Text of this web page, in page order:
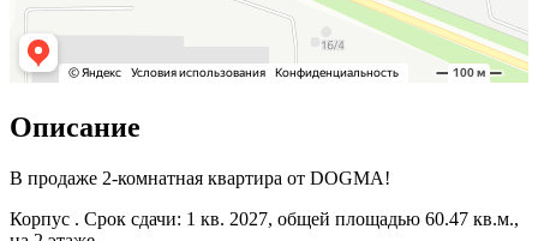
Описание
В продаже 2-комнатная квартира от DOGMA!
Корпус . Срок сдачи: 1 кв. 2027, общей площадью 60.47 кв.м.,